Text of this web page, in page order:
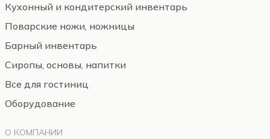
Кухонный и кондитерский инвентарь
Поварские ножи, ножницы
Барный инвентарь
Сиропы, основы, напитки
Все для гостиниц
Оборудование
О КОМПАНИИ